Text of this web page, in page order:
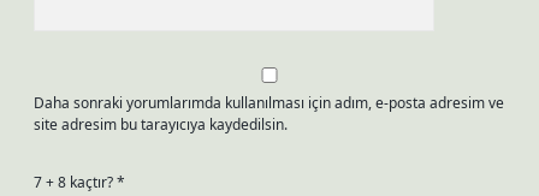
Daha sonraki yorumlarımda kullanılması için adım, e-posta adresim ve
site adresim bu tarayıcıya kaydedilsin.
7 + 8 kaçtır?*